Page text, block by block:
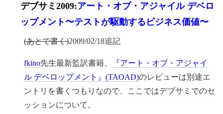
デブサミ2009:アート・オブ・アジャイル デベロ
ップメント〜テストが駆動するビジネス価値〜
(あとで書く)2009/02/18追記
fkino先生最新監訳書籍、
『アート・オブ・アジャイ
ル デベロップメント』(TAOAD)のレビューは別途エ
ントリを書くつもりなので、ここではデブサミでのセ
ッションについて。